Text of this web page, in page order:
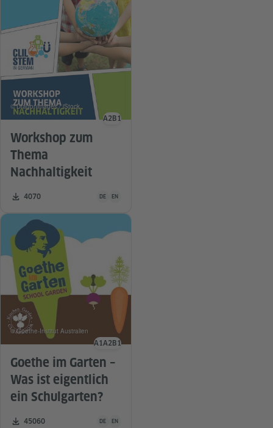
Workshop zum
Thema
Nachhaltigkeit
Zahl der Downloads:
4070 Unterrichtsmaterial ist in folgenden Sprachen
DE EN
© Dragonimages / iStock
Sprachniveau
A2 B1
Goethe im Garten –
Was ist eigentlich
ein Schulgarten?
Zahl der Downloads:
45060 Unterrichtsmaterial ist in folgenden Sprachen
DE EN
© Goethe-Institut Australien
Sprachniveau
A1A2 B1